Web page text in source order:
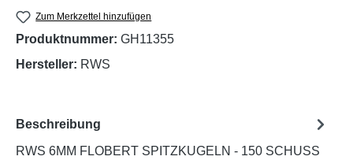
Zum Merkzettel hinzufügen
Produktnummer: GH11355
Hersteller: RWS
Beschreibung
RWS 6MM FLOBERT SPITZKUGELN - 150 SCHUSS